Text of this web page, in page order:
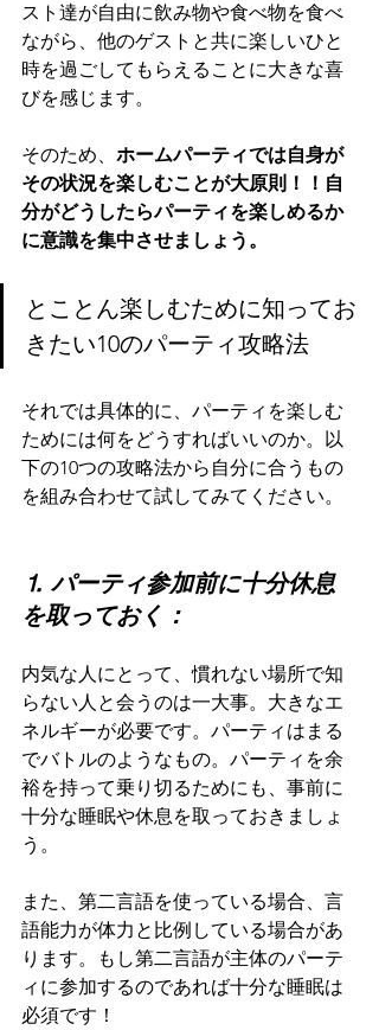
スト達が自由に飲み物や食べ物を食べ
ながら、他のゲストと共に楽しいひと
時を過ごしてもらえることに大きな喜
びを感じます。
そのため、 ホームパーティでは自身が
その状況を楽しむことが大原則！！自
分がどうしたらパーティを楽しめるか
に意識を集中させましょう。
とことん楽しむために知ってお
きたい10のパーティ攻略法
それでは具体的に、パーティを楽しむ
ためには何をどうすればいいのか。以
下の10つの攻略法から自分に合うもの
を組み合わせて試してみてください。
⒈ パーティ参加前に十分休息
を取っておく：
内気な人にとって、慣れない場所で知
らない人と会うのは一大事。大きなエ
ネルギーが必要です。パーティはまる
でバトルのようなもの。パーティを余
裕を持って乗り切るためにも、事前に
十分な睡眠や休息を取っておきましょ
う。
また、第二言語を使っている場合、言
語能力が体力と比例している場合があ
ります。もし第二言語が主体のパーテ
ィに参加するのであれば十分な睡眠は
必須です！